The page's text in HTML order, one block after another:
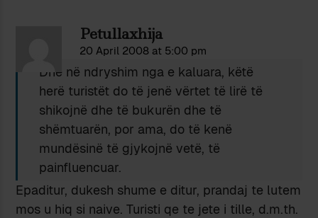
Petullaxhija
20 April 2008 at 5:00 pm
Dhe në ndryshim nga e kaluara, këtë
herë turistët do të jenë vërtet të lirë të
shikojnë dhe të bukurën dhe të
shëmtuarën, por ama, do të kenë
mundësinë të gjykojnë vetë, të
painfluencuar.
Epaditur, dukesh shume e ditur, prandaj te lutem
mos u hiq si naive. Turisti qe te jete i tille, d.m.th.